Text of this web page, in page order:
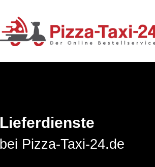
Lieferdienste
bei Pizza-Taxi-24.de